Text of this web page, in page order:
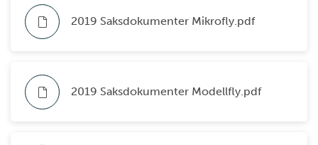
2019 Saksdokumenter Mikrofly.pdf
2019 Saksdokumenter Modellfly.pdf